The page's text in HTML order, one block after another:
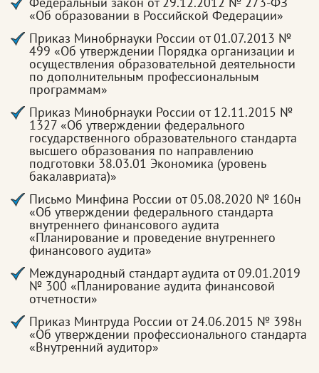
«Об образовании в Российской Федерации»
Приказ Минобрнауки России от 01.07.2013 №
499 «Об утверждении Порядка организации и
осуществления образовательной деятельности
по дополнительным профессиональным
программам»
Приказ Минобрнауки России от 12.11.2015 №
1327 «Об утверждении федерального
государственного образовательного стандарта
высшего образования по направлению
подготовки 38.03.01 Экономика (уровень
бакалавриата)»
Письмо Минфина России от 05.08.2020 № 160н
«Об утверждении федерального стандарта
внутреннего финансового аудита
«Планирование и проведение внутреннего
финансового аудита»
Международный стандарт аудита от 09.01.2019
№ 300 «Планирование аудита финансовой
отчетности»
Приказ Минтруда России от 24.06.2015 № 398н
«Об утверждении профессионального стандарта
«Внутренний аудитор»